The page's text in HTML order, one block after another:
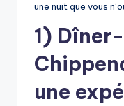
une nuit que vous
1)
une